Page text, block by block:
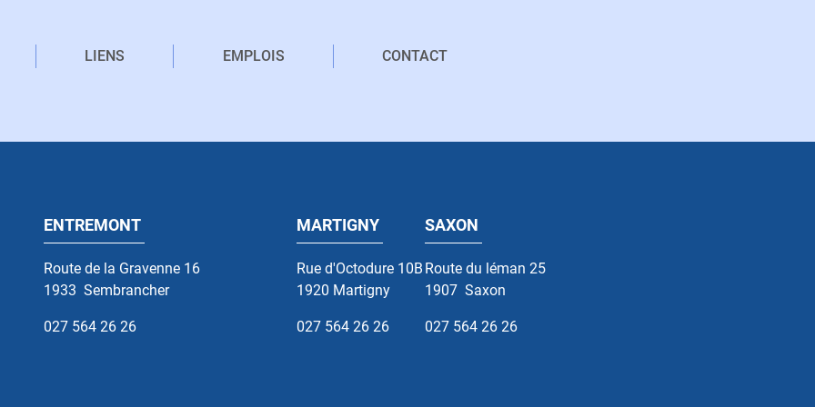
LIENS EMPLOIS CONTACT
ENTREMONT
Route de la Gravenne 16
1933 Sembrancher
027 564 26 26
MARTIGNY
Rue d'Octodure 10B
1920 Martigny
027 564 26 26
SAXON
Route du léman 25
1907 Saxon
027 564 26 26